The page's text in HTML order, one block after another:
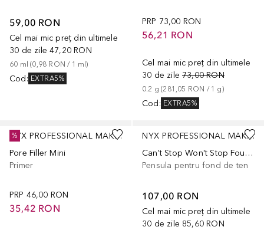
59,00 RON
Cel mai mic preț din ultimele
30 de zile 47,20 RON
60 ml (0,98 RON / 1 ml)
Cod : EXTRA5%
PRP 73,00 RON
56,21 RON
Cel mai mic preț din ultimele
30 de zile 73,00 RON
0.2 g (281,05 RON / 1 g)
Cod : EXTRA5%
NYX PROFESSIONAL MAKEUP
Pore Filler Mini
Primer
PRP 46,00 RON
35,42 RON
%
NYX PROFESSIONAL MAKEUP
Can't Stop Won't Stop Foundation Brush Professional Makeup Pro Brush 37
Pensula pentru fond de ten
107,00 RON
Cel mai mic preț din ultimele
30 de zile 85,60 RON